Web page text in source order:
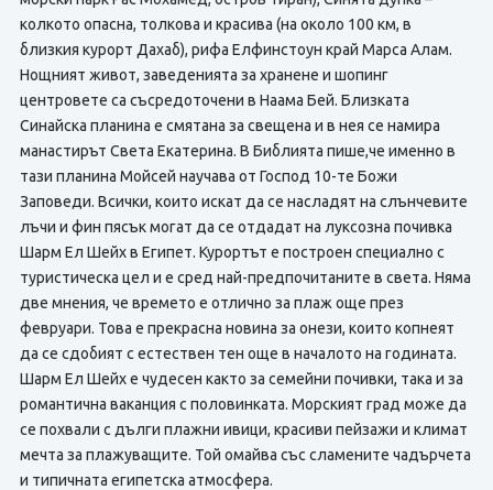
колкото опасна, толкова и красива (на около 100 км, в
близкия курорт Дахаб), рифа Елфинстоун край Марса Алам.
Нощният живот, заведенията за хранене и шопинг
центровете са съсредоточени в Наама Бей. Близката
Синайска планина е смятана за свещена и в нея се намира
манастирът Света Екатерина. В Библията пише,че именно в
тази планина Мойсей научава от Господ 10-те Божи
Заповеди. Всички, които искат да се насладят на слънчевите
лъчи и фин пясък могат да се отдадат на луксозна почивка
Шарм Ел Шейх в Египет. Курортът е построен специално с
туристическа цел и е сред най-предпочитаните в света. Няма
две мнения, че времето е отлично за плаж още през
февруари. Това е прекрасна новина за онези, които копнеят
да се сдобият с естествен тен още в началото на годината.
Шарм Ел Шейх е чудесен както за семейни почивки, така и за
романтична ваканция с половинката. Морският град може да
се похвали с дълги плажни ивици, красиви пейзажи и климат
мечта за плажуващите. Той омайва със сламените чадърчета
и типичната египетска атмосфера.